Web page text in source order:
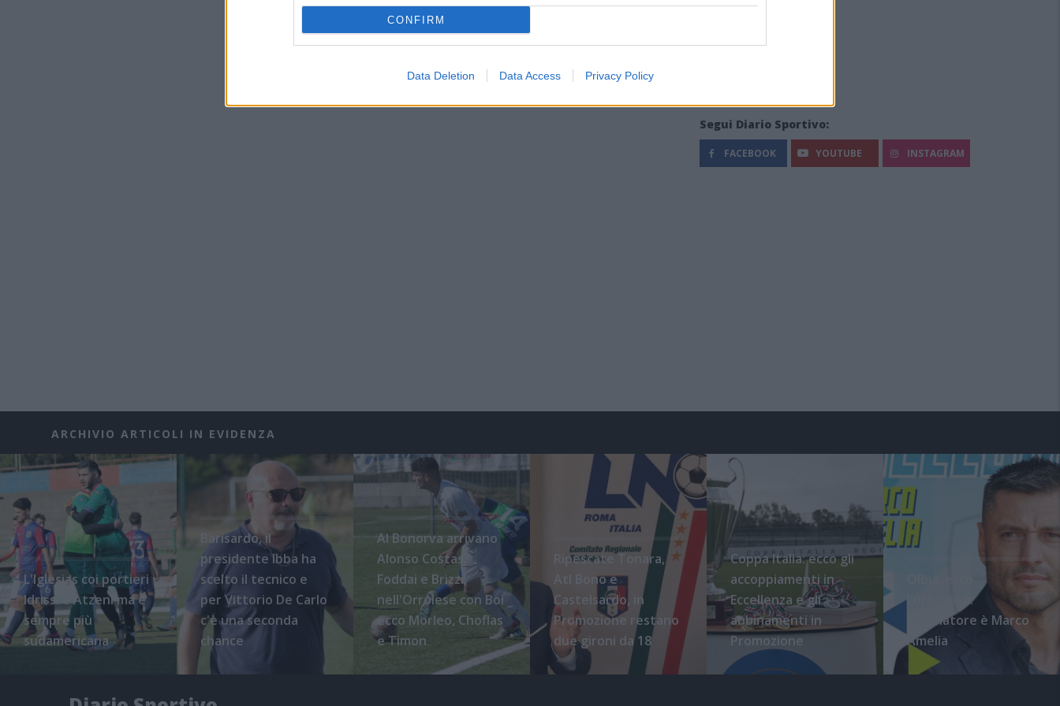
CONFIRM
Data Deletion Data Access Privacy Policy
Segui Diario Sportivo:
FACEBOOK YOUTUBE INSTAGRAM
ARCHIVIO ARTICOLI IN EVIDENZA
L'Iglesias coi portieri
Idrissi e Atzeni ma è
sempre più
sudamericana
Barisardo, il
presidente Ibba ha
scelto il tecnico e
per Vittorio De Carlo
c'è una seconda
chance
Al Bonorva arrivano
Alonso Costas,
Foddai e Brizzi,
nell'Orrolese con Boi
ecco Morleo, Choflas
e Timon
Ripescate Tonara,
Atl Bono e
Castelsardo, in
Promozione restano
due gironi da 18
Coppa Italia: ecco gli
accoppiamenti in
Eccellenza e gli
abbinamenti in
Promozione
l'ufficialità:
l'allenatore è Marco
Amelia